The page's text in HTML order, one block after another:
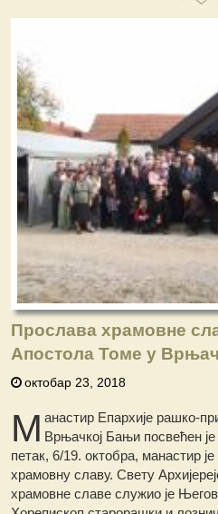
Прослава храмовне
Апостола Томе у
октобар 23, 2018
М анастир Епархије рашко-
Врњачкој Бањи посвећен
петак, 6/19. октобра, манастир
храмовну славу. Свету
храмовне славе служио је